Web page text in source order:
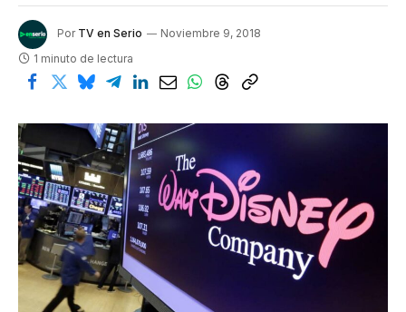
Por TV en Serio
Noviembre 9, 2018
1 minuto de lectura